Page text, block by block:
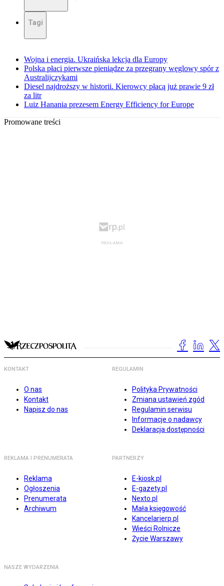
Tagi
Wojna i energia. Ukraińska lekcja dla Europy
Polska płaci pierwsze pieniądze za przegrany węglowy spór z
Australijczykami
Diesel najdroższy w historii. Kierowcy płacą już prawie 9 zł
za litr
Luiz Hanania prezesem Energy Efficiency for Europe
Promowane treści
KONTAKT
O nas
Kontakt
Napisz do nas
REGULAMIN
Polityka Prywatności
Zmiana ustawień zgód
Regulamin serwisu
Informacje o nadawcy
Deklaracja dostępności
REKLAMA I PRENUMERATA
Reklama
Ogłoszenia
Prenumerata
Archiwum
PARTNERZY
E-kiosk.pl
E-gazety.pl
Nexto.pl
Mała księgowość
Kancelarierp.pl
Wieści Rolnicze
Życie Warszawy
NASZE WYDARZENIA